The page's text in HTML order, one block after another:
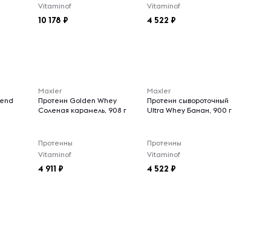
Vitaminof
10 178
Vitaminof
4 522
Maxler
Протеин Golden Whey
Соленая карамель, 908 г
Протеины
Vitaminof
4 911
Maxler
Протеин сывороточный
Ultra Whey Банан, 900 г
Протеины
Vitaminof
4 522